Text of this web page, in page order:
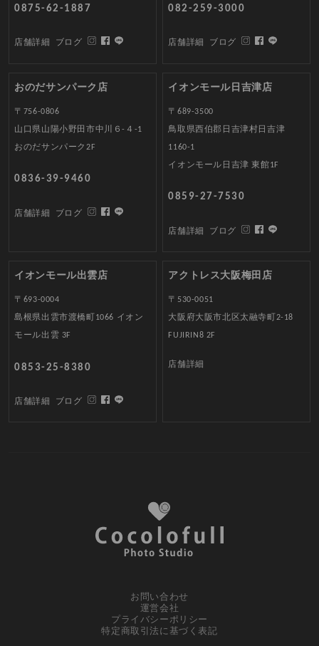
0875-62-1887
店舗詳細 ブログ
082-259-3000
店舗詳細 ブログ
おのだサンパーク店
〒756-0806
山口県山陽小野田市中川６-４-1
おのだサンパーク2F
0836-39-9460
店舗詳細 ブログ
イオンモール日吉津店
〒689-3500
鳥取県西伯郡日吉津村日吉津
1160-1
イオンモール日吉津 東館1F
0859-27-7530
店舗詳細 ブログ
イオンモール出雲店
〒693-0004
島根県出雲市渡橋町1066 イオン
モール出雲 3F
0853-25-8380
店舗詳細 ブログ
アクトレス大阪梅田店
〒530-0051
大阪府大阪市北区太融寺町2-18
FUJIRIN8 2F
店舗詳細
お問い合わせ
運営会社
プライバシーポリシー
特定商取引法に基づく表記